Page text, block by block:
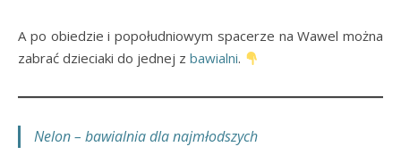
A po obiedzie i popołudniowym spacerze na Wawel można
zabrać dzieciaki do jednej z bawialni.
Nelon – bawialnia dla najmłodszych